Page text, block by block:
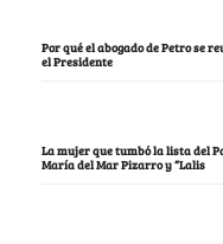
Por qué el abogado de Petro se
el Presidente
La mujer que tumbó la lista del
María del Mar Pizarro y “Lalis